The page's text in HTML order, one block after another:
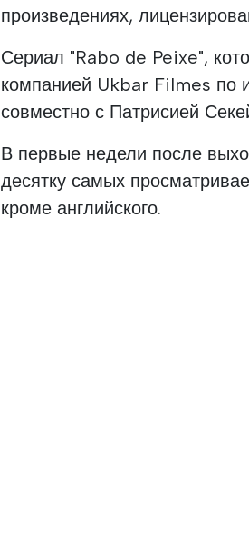
произведениях,
Сериал "Rabo de Peixe",
компанией Ukbar Filmes по
совместно с Патрисией
В первые недели после
десятку самых
кроме английского.